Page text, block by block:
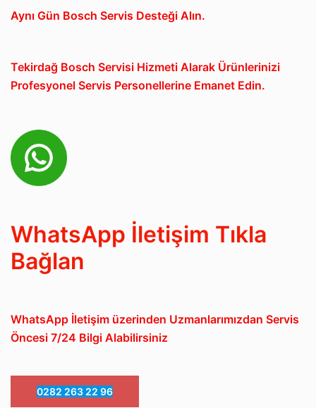
Aynı Gün Bosch Servis Desteği Alın.
Tekirdağ Bosch Servisi Hizmeti Alarak Ürünlerinizi
Profesyonel Servis Personellerine Emanet Edin.
WhatsApp İletişim Tıkla
Bağlan
WhatsApp İletişim üzerinden Uzmanlarımızdan Servis
Öncesi 7/24 Bilgi Alabilirsiniz
0282 263 22 96